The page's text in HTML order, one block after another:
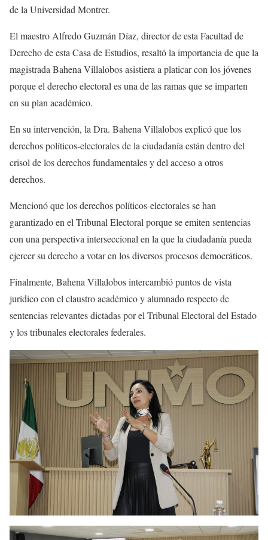
de la Universidad Montrer.
El maestro Alfredo Guzmán Díaz, director de esta Facultad de
Derecho de esta Casa de Estudios, resaltó la importancia de que la
magistrada Bahena Villalobos asistiera a platicar con los jóvenes
porque el derecho electoral es una de las ramas que se imparten
en su plan académico.
En su intervención, la Dra. Bahena Villalobos explicó que los
derechos políticos-electorales de la ciudadanía están dentro del
crisol de los derechos fundamentales y del acceso a otros
derechos.
Mencionó que los derechos políticos-electorales se han
garantizado en el Tribunal Electoral porque se emiten sentencias
con una perspectiva interseccional en la que la ciudadanía pueda
ejercer su derecho a votar en los diversos procesos democráticos.
Finalmente, Bahena Villalobos intercambió puntos de vista
jurídico con el claustro académico y alumnado respecto de
sentencias relevantes dictadas por el Tribunal Electoral del Estado
y los tribunales electorales federales.